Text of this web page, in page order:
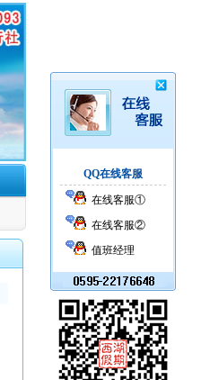
QQ在线客服
在线客服①
在线客服②
值班经理